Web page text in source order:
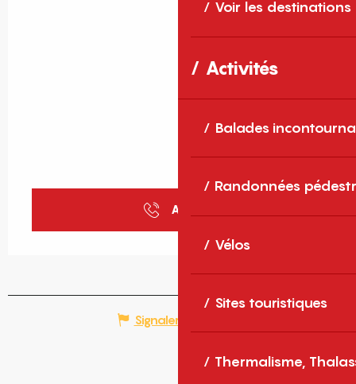
Voir les destinations
Activités
Balades
Randonnées
Vélos
Sites touristiques
Thermalisme,
Appeler
Signaler une erreur